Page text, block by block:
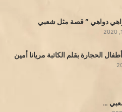
دواهي ” قصة مثل شعبي
الحجارة بقلم الكاتبة مريانا أمين
…